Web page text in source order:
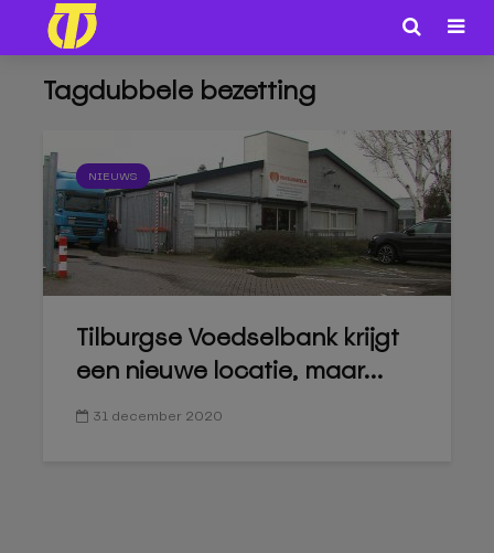
Tagdubbele bezetting
NIEUWS
Tilburgse Voedselbank krijgt
een nieuwe locatie, maar...
31 december 2020